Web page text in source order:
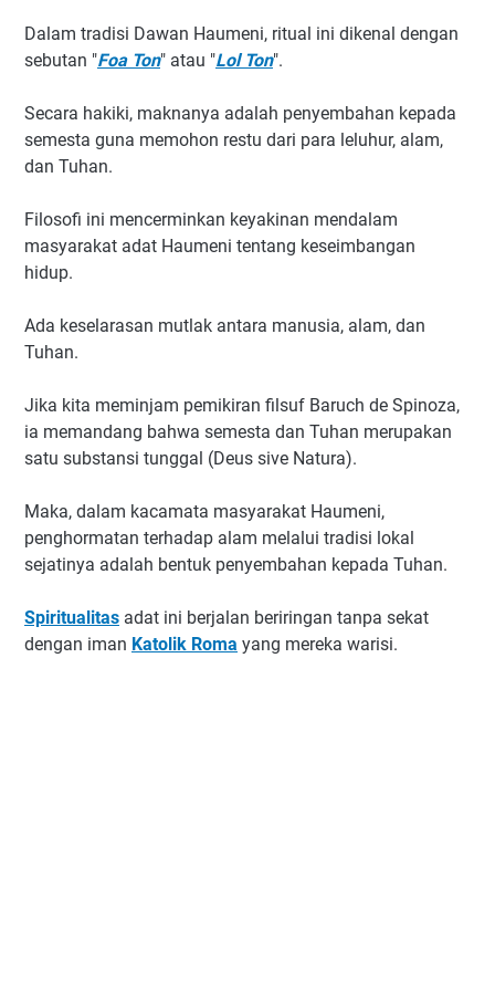
Dalam tradisi Dawan Haumeni, ritual ini dikenal dengan
sebutan "Foa Ton" atau "Lol Ton".
Secara hakiki, maknanya adalah penyembahan kepada
semesta guna memohon restu dari para leluhur, alam,
dan Tuhan.
Filosofi ini mencerminkan keyakinan mendalam
masyarakat adat Haumeni tentang keseimbangan
hidup.
Ada keselarasan mutlak antara manusia, alam, dan
Tuhan.
Jika kita meminjam pemikiran filsuf Baruch de Spinoza,
ia memandang bahwa semesta dan Tuhan merupakan
satu substansi tunggal (Deus sive Natura).
Maka, dalam kacamata masyarakat Haumeni,
penghormatan terhadap alam melalui tradisi lokal
sejatinya adalah bentuk penyembahan kepada Tuhan.
Spiritualitas adat ini berjalan beriringan tanpa sekat
dengan iman Katolik Roma yang mereka warisi.